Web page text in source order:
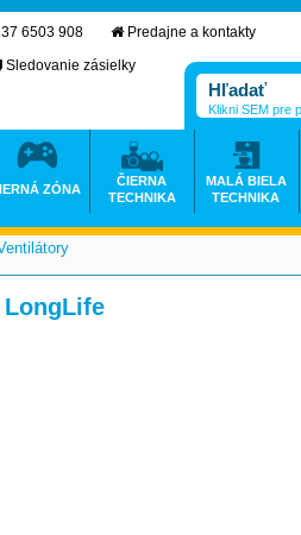
LongLife
6503 908
Predajne a kontakty
Sledovanie zásielky
Klikni SEM pre
ZÓNA
ČIERNA
TECHNIKA
MALÁ BIELA
TECHNIKA